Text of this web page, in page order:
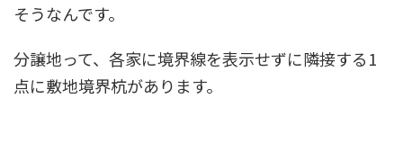
そうなんです。
分譲地って、各家に境界線を表示せずに隣接する1
点に敷地境界杭があります。